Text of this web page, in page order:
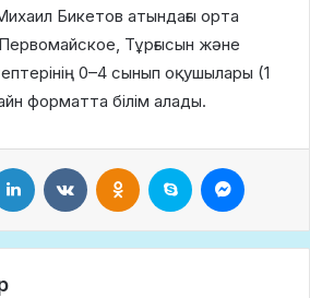
Бикетов атындағы орта
Тұрғысын және
0–4 сынып оқушылары (1
форматта білім алады.
LinkedIn VKontakteOdnoklassniki
Skype